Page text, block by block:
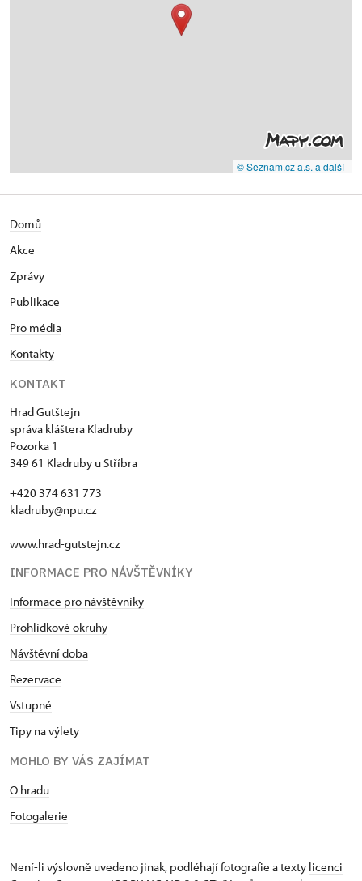
© Seznam.cz a.s. a další
Domů
Akce
Zprávy
Publikace
Pro média
Kontakty
KONTAKT
Hrad Gutštejn
správa kláštera Kladruby
Pozorka 1
349 61 Kladruby u Stříbra
+420 374 631 773
kladruby@npu.cz
www.hrad-gutstejn.cz
INFORMACE PRO NÁVŠTĚVNÍKY
Informace pro návštěvníky
Prohlídkové okruhy
Návštěvní doba
Rezervace
Vstupné
Tipy na výlety
MOHLO BY VÁS ZAJÍMAT
O hradu
Fotogalerie
Není-li výslovně uvedeno jinak, podléhají fotografie a texty licenci